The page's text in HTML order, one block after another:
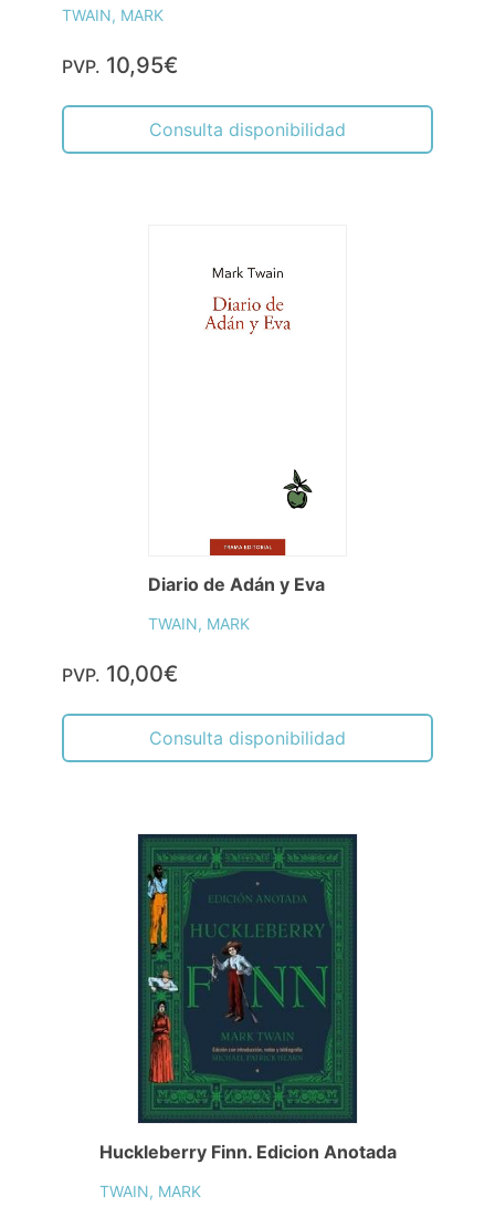
TWAIN, MARK
PVP. 10,95€
Consulta disponibilidad
Diario de Adán y Eva
TWAIN, MARK
PVP. 10,00€
Consulta disponibilidad
Huckleberry Finn. Edicion Anotada
TWAIN, MARK